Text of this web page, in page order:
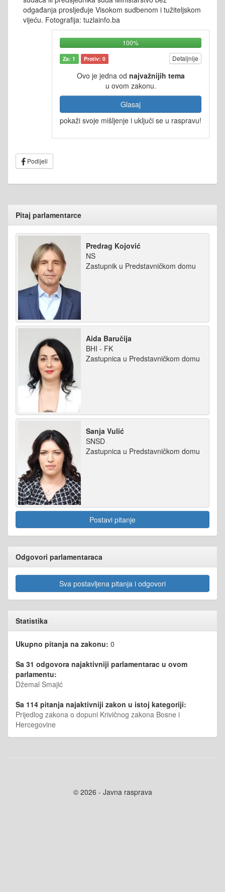
odgađanja prosljeđuje Visokom sudbenom i tužiteljskom
vijeću. Fotografija: tuzlainfo.ba
100%
Za: 1 Protiv: 0 Detaljnije
Ovo je jedna od najvažnijih tema
u ovom zakonu.
Glasaj
pokaži svoje mišljenje i uključi se u raspravu!
Podijeli
Pitaj parlamentarce
Predrag Kojović
NS
Zastupnik u Predstavničkom domu
Aida Baručija
BHI - FK
Zastupnica u Predstavničkom domu
Sanja Vulić
SNSD
Zastupnica u Predstavničkom domu
Postavi pitanje
Odgovori parlamentaraca
Sva postavljena pitanja i odgovori
Statistika
Ukupno pitanja na zakonu: 0
Sa 31 odgovora najaktivniji parlamentarac u ovom
parlamentu:
Džemal Smajić
Sa 114 pitanja najaktivniji zakon u istoj kategoriji:
Prijedlog zakona o dopuni Krivičnog zakona Bosne i
Hercegovine
© 2026 - Javna rasprava